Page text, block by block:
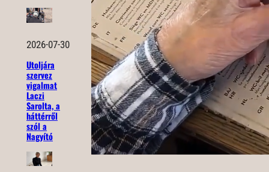
2026-07-30
Utoljára
szervez
vigalmat
Laczi
Sarolta, a
háttérről
szól a
Nagyító